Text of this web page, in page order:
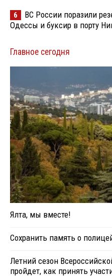
6
ВС России поразили
Одессы и буксир в порту
Главное сегодня
Ялта, мы вместе!
Сохранить память о
Летний сезон
пройдет, как принять